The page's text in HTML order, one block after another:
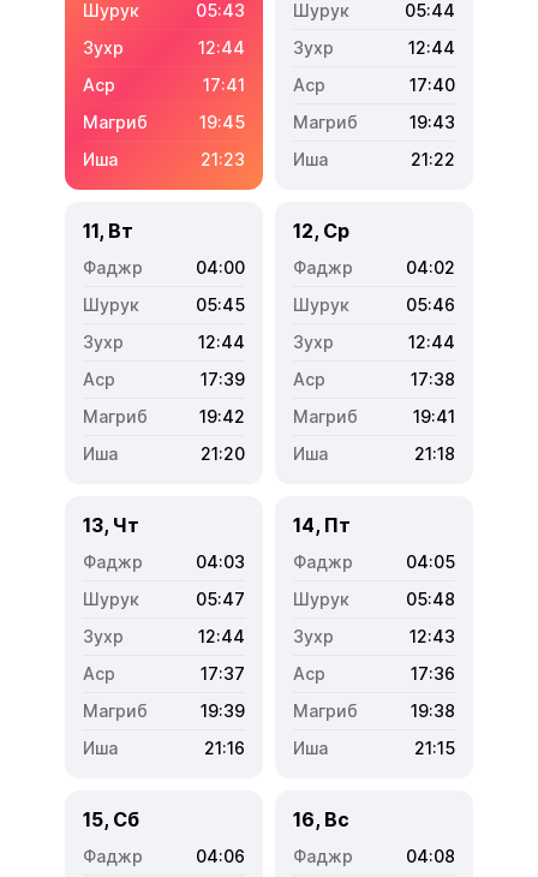
05:43
12:44
17:41
19:45
21:23
05:44
12:44
17:40
19:43
21:22
11, Вт
04:00
05:45
12:44
17:39
19:42
21:20
12, Ср
04:02
05:46
12:44
17:38
19:41
21:18
13, Чт
04:03
05:47
12:44
17:37
19:39
21:16
14, Пт
04:05
05:48
12:43
17:36
19:38
21:15
15, Сб
04:06
16, Вс
04:08